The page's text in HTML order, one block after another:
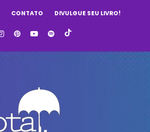
CONTATO DIVULGUE SEU LIVRO!